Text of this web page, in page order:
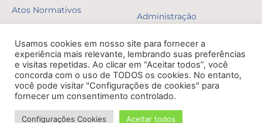
Atos Normativos
Gabaritos
Formulários
Erratas
Administração
Usamos cookies em nosso site para fornecer a
experiência mais relevante, lembrando suas preferências
e visitas repetidas. Ao clicar em “Aceitar todos”, você
concorda com o uso de TODOS os cookies. No entanto,
você pode visitar "Configurações de cookies" para
fornecer um consentimento controlado.
Configurações Cookies Aceitar todos